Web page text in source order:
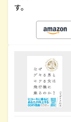
す。